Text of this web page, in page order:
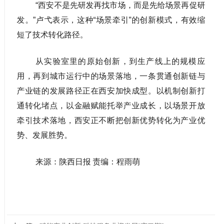
“西安不是先研发再找市场，而是先给场景再促研
发。”卢弋表示，这种“场景牵引”的创新模式，有效缩
短了技术转化路径。
从实验室里的原始创新，到生产线上的规模应
用，再到城市运行中的场景落地，一条贯通创新链与
产业链的发展路径正在西安加快成型。以机制创新打
通转化堵点，以金融赋能托举产业成长，以场景开放
牵引技术落地，西安正不断把创新优势转化为产业优
势、发展胜势。
来源：陕西日报 责编：程雨萌